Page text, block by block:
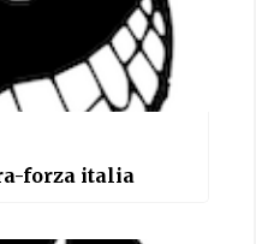
forza italia